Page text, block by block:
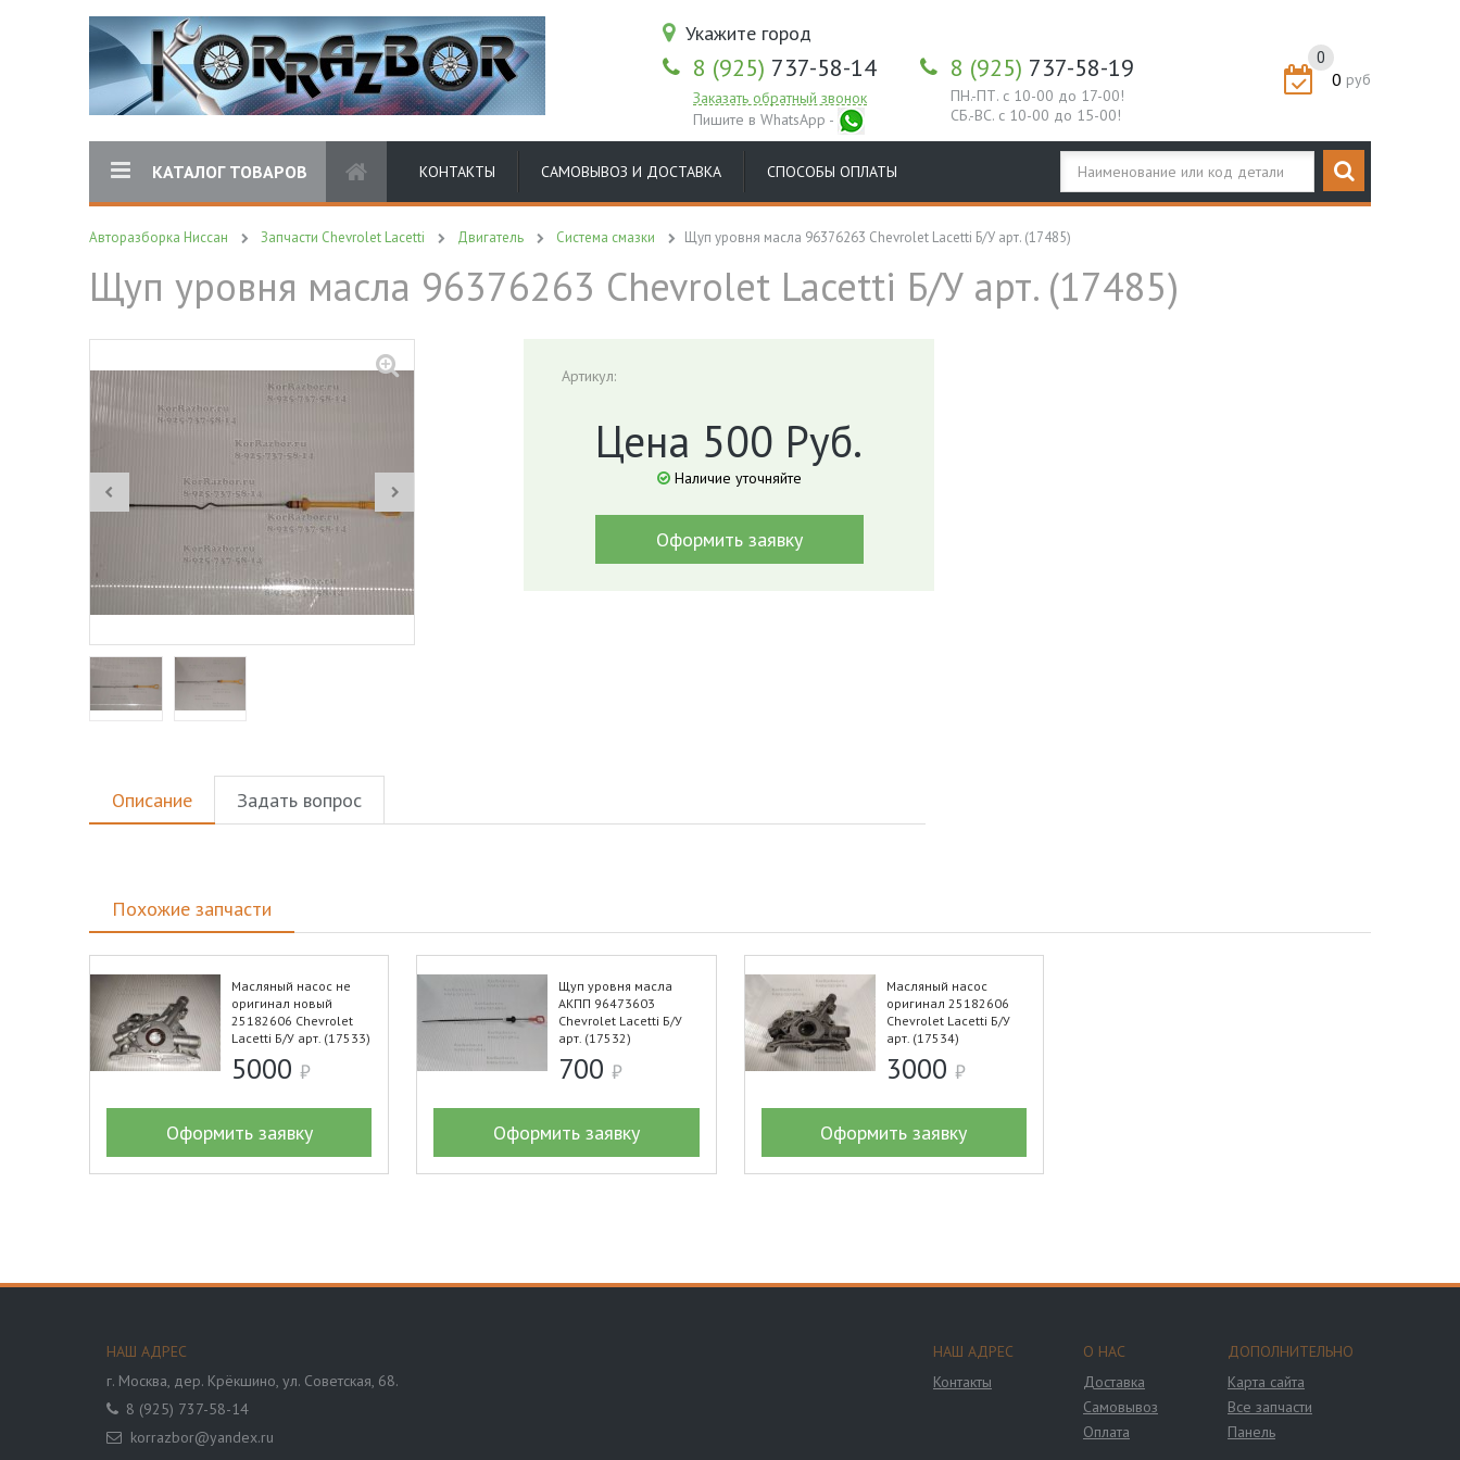
Укажите город
8 (925) 737-58-14
Заказать обратный звонок
Пишите в WhatsApp -
8 (925) 737-58-19
ПН.-ПТ. с 10-00 до 17-00!
СБ.-ВС. с 10-00 до 15-00!
0
0 руб
КАТАЛОГ ТОВАРОВ КОНТАКТЫ САМОВЫВОЗ И ДОСТАВКА СПОСОБЫ ОПЛАТЫ
Авторазборка Ниссан Запчасти Chevrolet Lacetti Двигатель Система смазки Щуп уровня масла 96376263 Chevrolet Lacetti Б/У арт. (17485)
Щуп уровня масла 96376263 Chevrolet Lacetti Б/У арт. (17485)
Артикул:
Цена 500 Руб.
Наличие уточняйте
Оформить заявку
Описание Задать вопрос
Похожие запчасти
Масляный насос не
оригинал новый
25182606 Chevrolet
Lacetti Б/У арт. (17533)
5000
Оформить заявку
Щуп уровня масла
АКПП 96473603
Chevrolet Lacetti Б/У
арт. (17532)
700
Оформить заявку
Масляный насос
оригинал 25182606
Chevrolet Lacetti Б/У
арт. (17534)
3000
Оформить заявку
НАШ АДРЕС
г. Москва, дер. Крёкшино, ул. Советская, 68.
8 (925) 737-58-14
korrazbor@yandex.ru
НАШ АДРЕС
Контакты
О НАС
Доставка
Самовывоз
Оплата
ДОПОЛНИТЕЛЬНО
Карта сайта
Все запчасти
Панель